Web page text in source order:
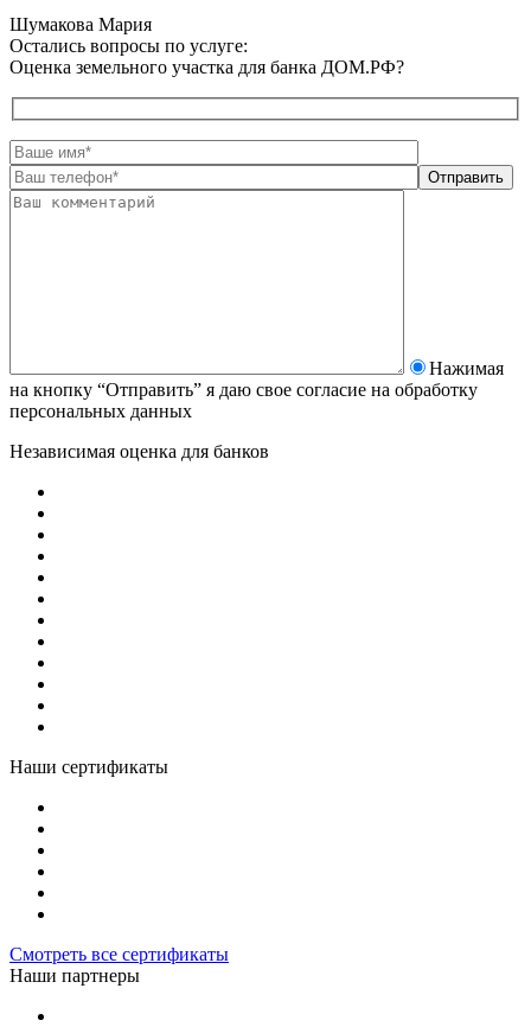
Шумакова Мария
Остались вопросы по услуге:
Оценка земельного участка для банка ДОМ.РФ?
Нажимая
на кнопку “Отправить” я даю свое согласие на обработку
персональных данных
Независимая оценка для банков
Наши сертификаты
Смотреть все сертификаты
Наши партнеры